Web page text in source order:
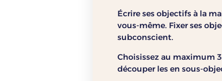
Écrire ses objectifs à la
vous-même. Fixer ses
subconscient.
Choisissez au maximum
découper les en sous-